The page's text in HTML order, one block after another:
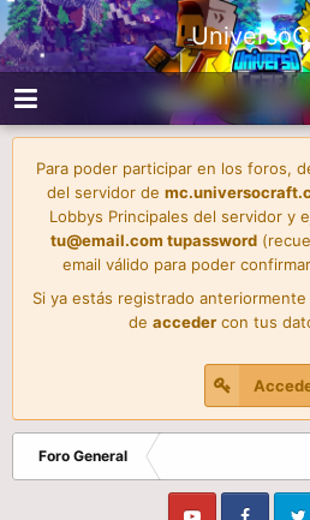
Para poder participar en los foros,
del servidor de
Lobbys Principales del servidor y
tu@email.com tupassword
email válido para poder
Si ya estás registrado
de accedercon tus
Foro General